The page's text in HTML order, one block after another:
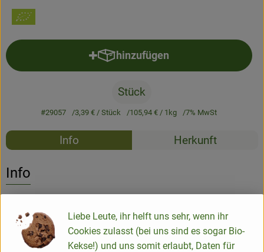
Service
Blog
hinzufügen
Produkt zum Warenkorb
Stück
#29057 3,39 €/ Stück 105,94 €/ 1kg 7% MwSt
Rezepte
Info Herkunft
Info
Produktinformationen
Liebe Leute, ihr helft uns sehr, wenn ihr
Cookies zulasst (bei uns sind es sogar Bio-
Kekse!) und uns somit erlaubt, Daten für